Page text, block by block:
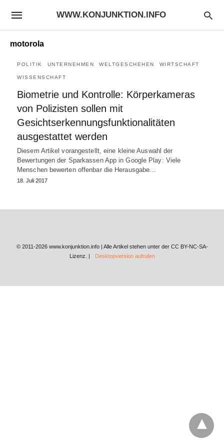
WWW.KONJUNKTION.INFO
motorola
POLITIK UNTERNEHMEN WELTGESCHEHEN WIRTSCHAFT
WISSENSCHAFT
Biometrie und Kontrolle: Körperkameras
von Polizisten sollen mit
Gesichtserkennungsfunktionalitäten
ausgestattet werden
Diesem Artikel vorangestellt, eine kleine Auswahl der
Bewertungen der Sparkassen App in Google Play: Viele
Menschen bewerten offenbar die Herausgabe…
18. Juli 2017
© 2011-2026 www.konjunktion.info | Alle Artikel stehen unter der CC BY-NC-SA-
Lizenz. |
Desktopversion aufrufen